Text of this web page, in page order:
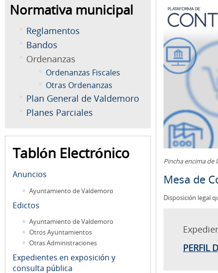
Normativa municipal
Reglamentos
Bandos
Ordenanzas
Ordenanzas Fiscales
Otras Ordenanzas
Plan General de Valdemoro
Planes Parciales
Tablón Electrónico
Anuncios
Ayuntamiento de Valdemoro
Edictos
Ayuntamiento de Valdemoro
Otros Ayuntamientos
Otras Administraciones
Expedientes en exposición y
consulta pública
Pincha encima de
Mesa de
Disposición legal
PERFIL